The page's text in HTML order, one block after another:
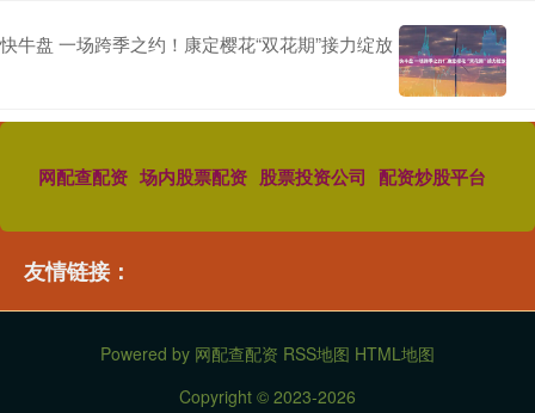
快牛盘 一场跨季之约！康定樱花“双花期”接力绽放
网配查配资 场内股票配资 股票投资公司 配资炒股平台
友情链接：
Powered by 网配查配资 RSS地图 HTML地图
Copyright © 2023-2026